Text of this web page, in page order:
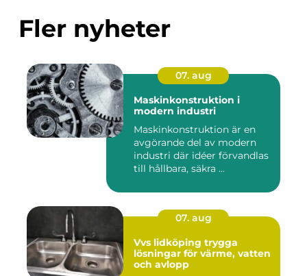
Fler nyheter
07. aug
Maskinkonstruktion i
modern industri
Maskinkonstruktion är en
avgörande del av modern
industri där idéer förvandlas
till hållbara, säkra ...
07. aug
Vvs lidköping trygga
lösningar för värme, vatten
och avlopp